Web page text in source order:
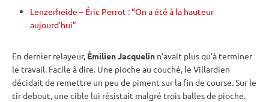
Lenzerheide – Éric Perrot : “On a été à la hauteur
aujourd’hui”
En dernier relayeur, Émilien Jacquelin n’avait plus qu’à terminer
le travail. Facile à dire. Une pioche au couché, le Villardien
décidait de remettre un peu de piment sur la fin de course. Sur le
tirdebout, une cible lui résistait malgré trois balles de pioche.